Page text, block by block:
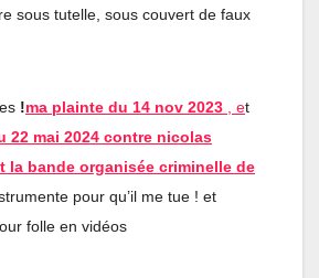
sous tutelle, sous couvert de faux
!ma plainte du 14 nov 2023 , et
22 mai 2024 contre nicolas
la bande organisée criminelle de
pour qu’il me tue ! et
folle en vidéos